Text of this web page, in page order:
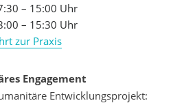
– 15:00 Uhr
– 15:30 Uhr
zur Praxis
Engagement
Entwicklungsprojekt: